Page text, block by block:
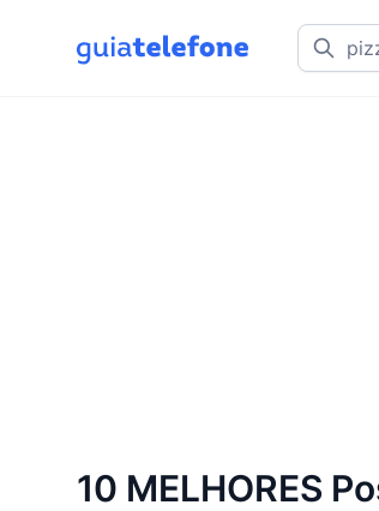
10 MELHORES